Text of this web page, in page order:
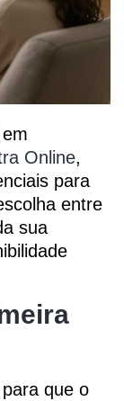
Online,
para
entre
sua
que o